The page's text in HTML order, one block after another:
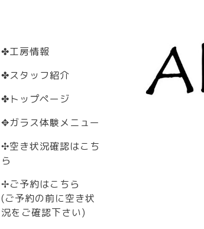
✤工房情報
✤スタッフ紹介
✤トップページ
✥ガラス体験メニュー
✣空き状況確認はこち
ら
✢ご予約はこちら
(ご予約の前に空き状
況をご確認下さい)